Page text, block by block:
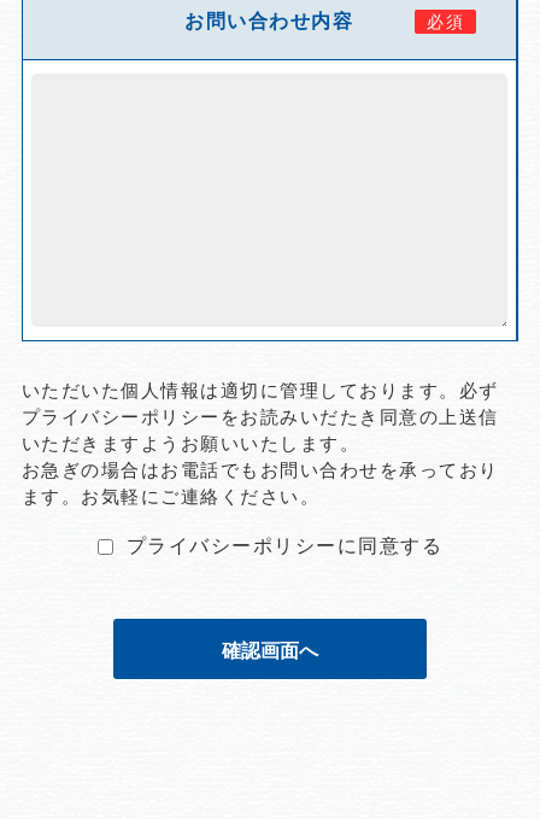
お問い合わせ内容
いただいた個人情報は適切に管理しております。必ず
プライバシーポリシー をお読みいだたき 同意の上送信
いただきますようお願いいたします。
お急ぎの場合はお電話でもお問い合わせを承っており
ます。お気軽にご連絡ください。
プライバシーポリシーに同意する